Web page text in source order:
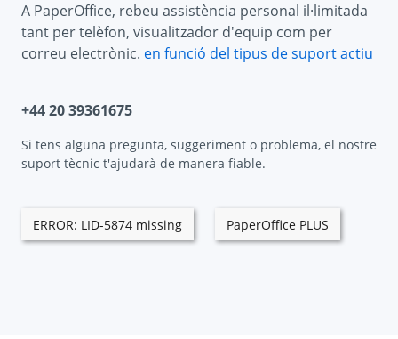
A PaperOffice, rebeu assistència personal il·limitada
tant per telèfon, visualitzador d'equip com per
correu electrònic. en funció del tipus de suport actiu
+44 20 39361675
Si tens alguna pregunta, suggeriment o problema, el nostre
suport tècnic t'ajudarà de manera fiable.
ERROR: LID-5874 missing PaperOffice PLUS